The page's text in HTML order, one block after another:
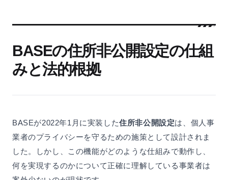
BASEの住所非公開設定の仕組
みと法的根拠
BASEが2022年1月に実装した住所非公開設定は、個人事
業者のプライバシーを守るための施策として設計されま
した。しかし、この機能がどのような仕組みで動作し、
何を実現するのかについて正確に理解している事業者は